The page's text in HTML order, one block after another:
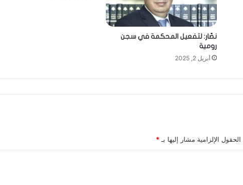
نصّار: لتفعيل المحكمة في سجن
رومية
أبريل 2, 2025
الحقول الإلزامية مشار إليها بـ *